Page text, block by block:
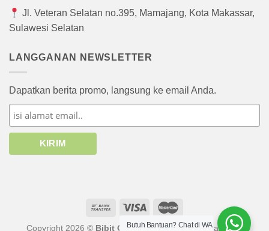
Jl. Veteran Selatan no.395, Mamajang, Kota Makassar,
Sulawesi Selatan
LANGGANAN NEWSLETTER
Dapatkan berita promo, langsung ke email Anda.
Copyright 2026 © Bibit Onlineatau afiliasinya. Hak cipta
Butuh Bantuan? Chat di WA